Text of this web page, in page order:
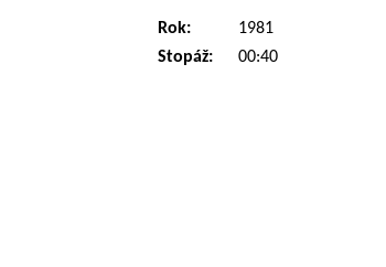
Rok:
1981
Stopáž:
00:40